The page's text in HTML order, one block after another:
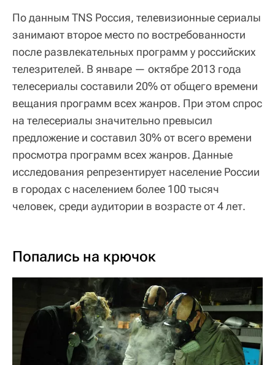
По данным TNS Россия, телевизионные сериалы
занимают второе место по востребованности
после развлекательных программ у российских
телезрителей. В январе — октябре 2013 года
телесериалы составили 20% от общего времени
вещания программ всех жанров. При этом спрос
на телесериалы значительно превысил
предложение и составил 30% от всего времени
просмотра программ всех жанров. Данные
исследования репрезентирует население России
в городах с населением более 100 тысяч
человек, среди аудитории в возрасте от 4 лет.
Попались на крючок